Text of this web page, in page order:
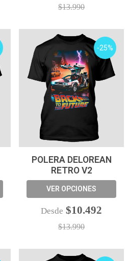
$13.990
-25%
POLERA DELOREAN
RETRO V2
VER OPCIONES
Desde $10.492
$13.990